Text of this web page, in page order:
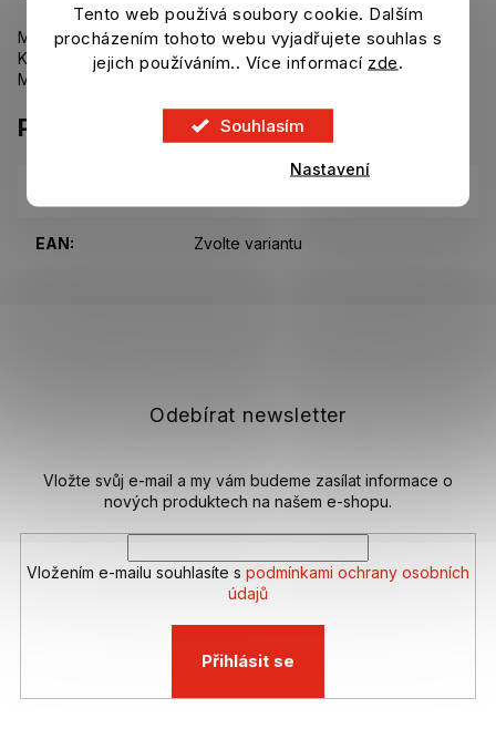
Tento web používá soubory cookie. Dalším
procházením tohoto webu vyjadřujete souhlas s
jejich používáním.. Více informací zde.
Souhlasím
Nastavení
Modré tričko Bayern Mnichov s velkým logem a 5 hvězdami.
Kulatý výstřih. Krátký rukáv.
Materiál: 100% bavlna.
Parametry
EAN: Zvolte variantu
Odebírat newsletter
Vložte svůj e-mail a my vám budeme zasílat informace o
nových produktech na našem e-shopu.
Vložením e-mailu souhlasíte s podmínkami ochrany osobních
údajů
Přihlásit se